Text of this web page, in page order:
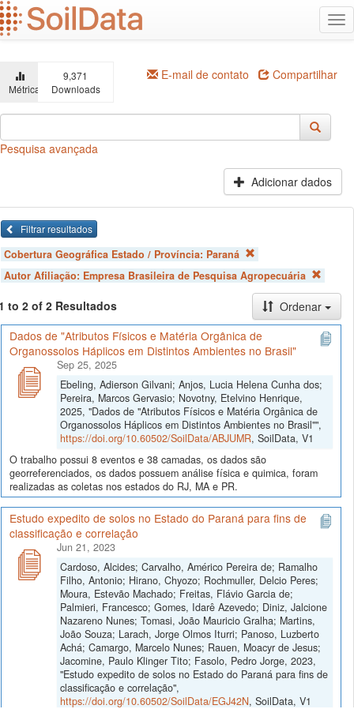
Ir
para
o
principal
Métricas
9,371
Downloads
E-mail de contato Compartilhar
Pesquisa avançada
Adicionar dados
Filtrar resultados
Cobertura Geográfica Estado / Província: Paraná
Autor Afiliação: Empresa Brasileira de Pesquisa Agropecuária
to 2 of 2 Resultados
Ordenar
Dados de "Atributos Físicos e Matéria Orgânica de
Organossolos Háplicos em Distintos Ambientes no Brasil"
Sep 25, 2025
Ebeling, Adierson Gilvani; Anjos, Lucia Helena Cunha dos;
Pereira, Marcos Gervasio; Novotny, Etelvino Henrique,
2025, "Dados de "Atributos Físicos e Matéria Orgânica de
Organossolos Háplicos em Distintos Ambientes no Brasil"",
https://doi.org/10.60502/SoilData/ABJUMR, SoilData, V1
O trabalho possui 8 eventos e 38 camadas, os dados são
georreferenciados, os dados possuem análise física e quimica, foram
realizadas as coletas nos estados do RJ, MA e PR.
Estudo expedito de solos no Estado do Paraná para fins de
classificação e correlação
Jun 21, 2023
Cardoso, Alcides; Carvalho, Américo Pereira de; Ramalho
Filho, Antonio; Hirano, Chyozo; Rochmuller, Delcio Peres;
Moura, Estevão Machado; Freitas, Flávio Garcia de;
Palmieri, Francesco; Gomes, Idarê Azevedo; Diniz, Jalcione
Nazareno Nunes; Tomasi, João Mauricio Gralha; Martins,
João Souza; Larach, Jorge Olmos Iturri; Panoso, Luzberto
Achá; Camargo, Marcelo Nunes; Rauen, Moacyr de Jesus;
Jacomine, Paulo Klinger Tito; Fasolo, Pedro Jorge, 2023,
"Estudo expedito de solos no Estado do Paraná para fins de
classificação e correlação",
https://doi.org/10.60502/SoilData/EGJ42N, SoilData, V1